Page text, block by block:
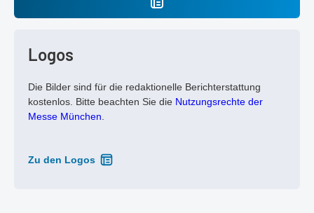
Logos
Die Bilder sind für die redaktionelle Berichterstattung
kostenlos. Bitte beachten Sie die Nutzungsrechte der
Messe München
Zu den Logos